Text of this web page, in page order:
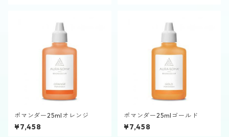
ポマンダー25mlオレンジ
¥7,458
ポマンダー25mlゴールド
¥7,458